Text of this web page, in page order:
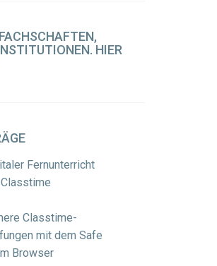
HIER
Fernunterricht
Classtime-
mit dem Safe
Browser